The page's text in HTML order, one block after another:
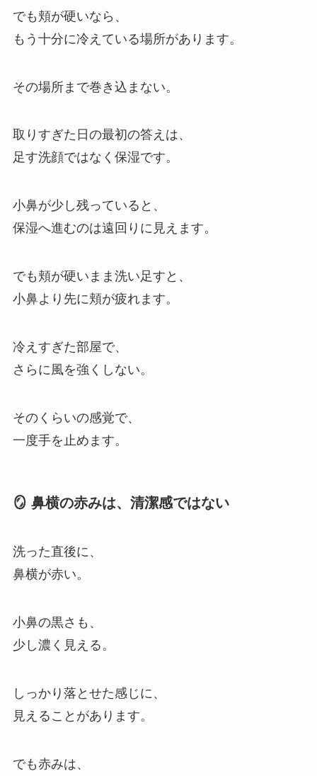
でも頬が硬いなら、
もう十分に冷えている場所があります。
その場所まで巻き込まない。
取りすぎた日の最初の答えは、
足す洗顔ではなく保湿です。
小鼻が少し残っていると、
保湿へ進むのは遠回りに見えます。
でも頬が硬いまま洗い足すと、
小鼻より先に頬が疲れます。
冷えすぎた部屋で、
さらに風を強くしない。
そのくらいの感覚で、
一度手を止めます。
🪞 鼻横の赤みは、清潔感ではない
洗った直後に、
鼻横が赤い。
小鼻の黒さも、
少し濃く見える。
しっかり落とせた感じに、
見えることがあります。
でも赤みは、